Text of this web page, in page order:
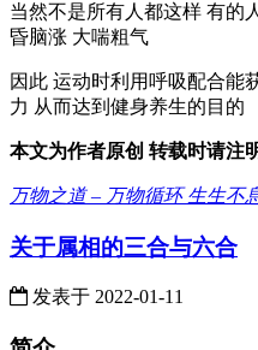
当然不是所有人都这样 有的
昏脑涨 大喘粗气
因此 运动时利用呼吸配合能
力 从而达到健身养生的目的
本文为作者原创 转载时请注
万物之道 – 万物循环 生生不
关于属相的三合与六合
发表于 2022-01-11